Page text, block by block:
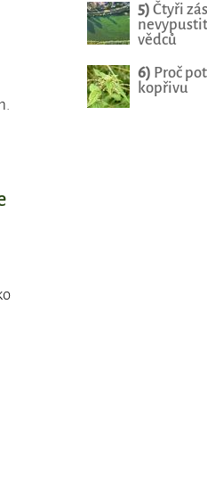
5) Čtyři
vědců
6) Proč
kopřivu